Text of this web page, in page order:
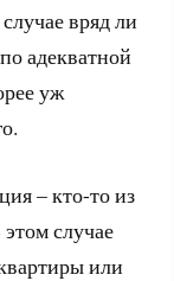
вряд ли
адекватной
уж
– кто-то из
случае
или